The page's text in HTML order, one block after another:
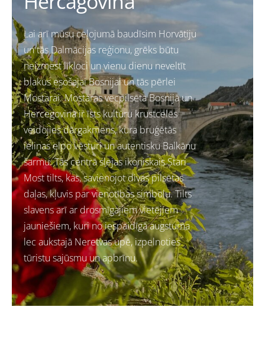
Lai arī mūsu ceļojumā baudīsim Horvātiju
un tās Dalmācijas reģionu, grēks būtu
neizmest līkloci un vienu dienu neveltīt
blakus esošajai Bosnijai un tās pērlei
Mostarai.Mostaras vecpilsēta Bosnijā un
Hercegovinā ir īsts kultūru krustcelēs
veidojies dārgakmens, kura bruģētās
ieliņas elpo vēsturi un autentisku Balkānu
šarmu. Tās centrā slejas ikoniskais Stari
Most tilts, kas, savienojot divas pilsētas
daļas, kļuvis par vienotības simbolu. Tilts
slavens arī ar drosmīgajiem vietējiem
jauniešiem, kuri no iespaidīgā augstuma
lec aukstajā Neretvas upē, izpelnoties
tūristu sajūsmu un apbrīnu.